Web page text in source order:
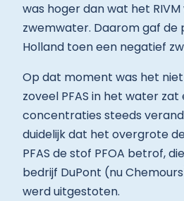
was hoger dan wat het
zwemwater. Daarom gaf de
Holland toen een negatief
Op dat moment was het
zoveel PFAS in het water
concentraties steeds
duidelijk dat het overgrote
PFAS de stof PFOA betrof,
bedrijf DuPont (nu
werd uitgestoten.